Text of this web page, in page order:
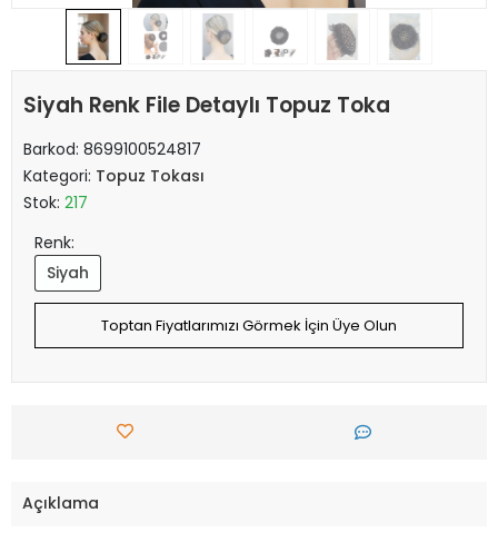
Siyah Renk File Detaylı Topuz Toka
Barkod: 8699100524817
Kategori: Topuz Tokası
Stok: 217
Renk:
Siyah
Toptan Fiyatlarımızı Görmek İçin Üye Olun
Açıklama